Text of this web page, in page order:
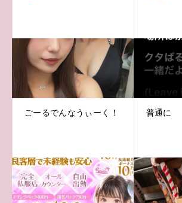
ごーるでんなうぃーく！ 普通に